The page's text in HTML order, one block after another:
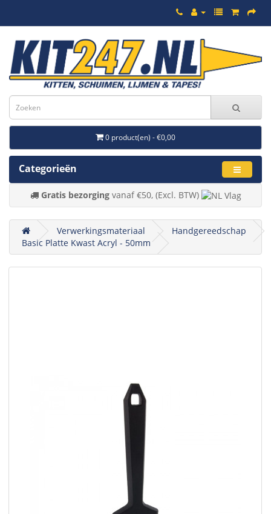
0 product(en) - €0,00
Categorieën
Gratis bezorgingvanaf €50, (Excl. BTW)
Verwerkingsmateriaal
Handgereedschap
Basic Platte Kwast Acryl - 50mm